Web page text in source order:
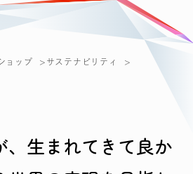
ョップ
サステナビリティ
、生まれてきて良か